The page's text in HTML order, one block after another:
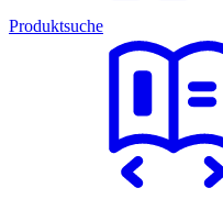
Produktsuche